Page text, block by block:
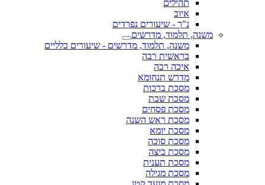
תהילים
איוב
נ"ך - שיעורים נפרדים
משנה, תלמוד, מדרשים
משנה, תלמוד, מדרשים - שיעורים כלליים
בראשית רבה
איכה רבה
מדרש תנחומא
מסכת ברכות
מסכת שבת
מסכת פסחים
מסכת ראש השנה
מסכת יומא
מסכת סוכה
מסכת ביצה
מסכת תענית
מסכת מגילה